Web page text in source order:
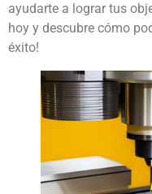
ayudarte a lograr tus
hoy y descubre cómo
éxito!